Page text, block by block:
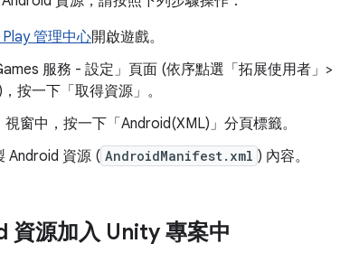
管理中心開啟遊戲。
服務 - 設定」 頁面 (依序點選「拓展使用者」 >
按一下「取得資源」 。
視窗中，按一下「Android(XML)」 分頁標籤。
Android 資源 ( AndroidManifest.xml ) 內容。
資源加入 Unity 專案中